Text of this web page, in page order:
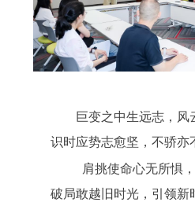
巨变之中生远志，风
识时应势志愈坚，不骄亦
肩挑使命心无所惧
破局敢越旧时光，引领新